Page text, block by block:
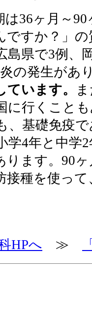
は36ヶ月～
ですか？」
島県で3例、
の発生があ
ています。
に行くこと
、基礎免疫
学4年と中学
ります。90
接種を使っ
HPへ ≫